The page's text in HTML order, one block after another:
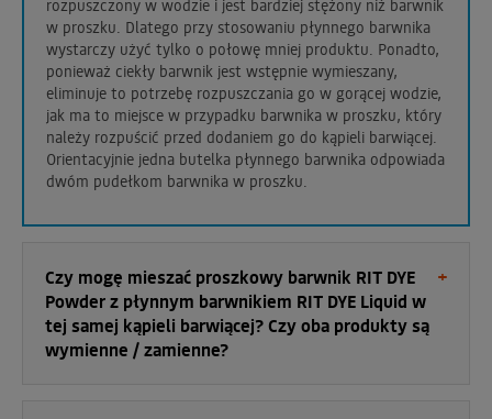
rozpuszczony w wodzie i jest bardziej stężony niż barwnik
w proszku. Dlatego przy stosowaniu płynnego barwnika
wystarczy użyć tylko o połowę mniej produktu. Ponadto,
ponieważ ciekły barwnik jest wstępnie wymieszany,
eliminuje to potrzebę rozpuszczania go w gorącej wodzie,
jak ma to miejsce w przypadku barwnika w proszku, który
należy rozpuścić przed dodaniem go do kąpieli barwiącej.
Orientacyjnie jedna butelka płynnego barwnika odpowiada
dwóm pudełkom barwnika w proszku.
Czy mogę mieszać proszkowy barwnik RIT DYE
Powder z płynnym barwnikiem RIT DYE Liquid w
tej samej kąpieli barwiącej? Czy oba produkty są
wymienne / zamienne?